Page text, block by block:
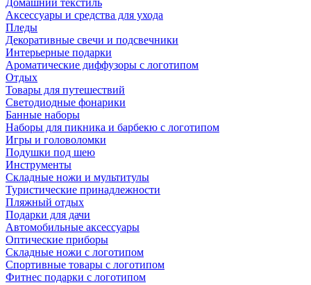
Домашний текстиль
Аксессуары и средства для ухода
Пледы
Декоративные свечи и подсвечники
Интерьерные подарки
Ароматические диффузоры с логотипом
Отдых
Товары для путешествий
Светодиодные фонарики
Банные наборы
Наборы для пикника и барбекю с логотипом
Игры и головоломки
Подушки под шею
Инструменты
Складные ножи и мультитулы
Туристические принадлежности
Пляжный отдых
Подарки для дачи
Автомобильные аксессуары
Оптические приборы
Складные ножи с логотипом
Спортивные товары с логотипом
Фитнес подарки с логотипом